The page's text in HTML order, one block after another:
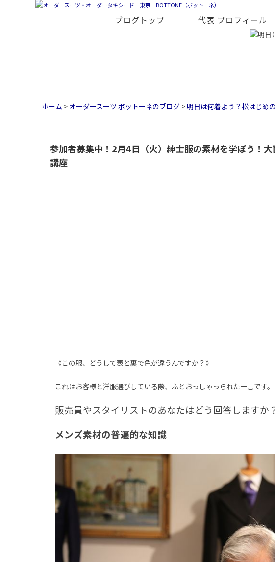
ブログトップ 代表 プロフィール
ホーム > オーダースーツ ボットーネのブログ >明日は何着よう？松はじめ
参加者募集中！2月4日（火）紳士服の素材を学ぼう！
講座
《この服、どうして表と裏で色が違うんですか？》
これはお客様と洋服選びしている際、ふとおっしゃっられた一言です。
販売員やスタイリストのあなたはどう回答しますか
メンズ素材の普遍的な知識